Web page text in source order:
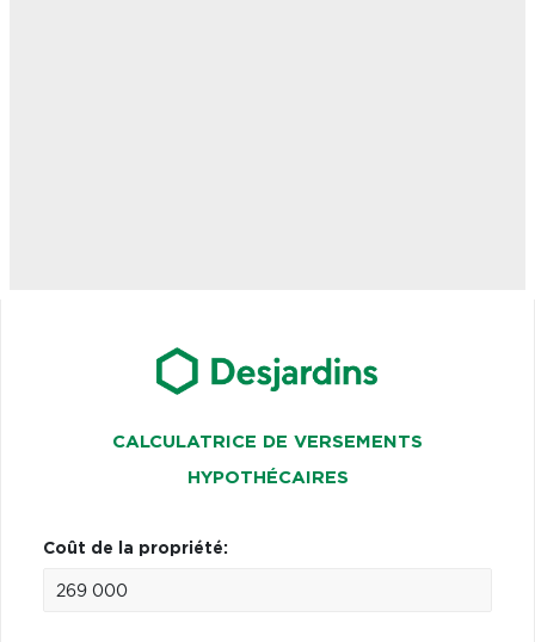
CALCULATRICE DE VERSEMENTS
HYPOTHÉCAIRES
Coût de la propriété: